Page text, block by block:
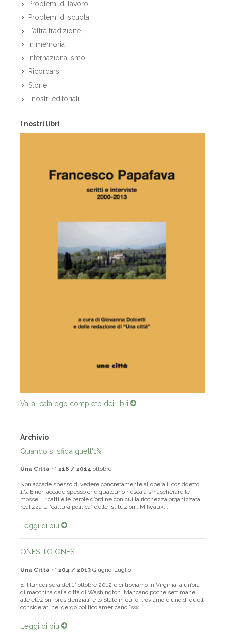
Problemi di lavoro
Problemi di scuola
L'altra tradizione
In memoria
Internazionalismo
Ricordarsi
Storie
I nostri editoriali
I nostri libri
Vai al catalogo completo dei libri
Archivio
Quando si sfida quell'1%
Una Città n° 216 / 2014 ottobre
Non accade spesso di vedere concretamente all’opera il cosiddetto
1%. E non accade spesso che qualcuno riesca a smascherare le
mosse, i ricatti e le parole d’ordine con cui la ricchezza organizzata
realizza la "cattura politica” delle istituzioni. Milwauk...
Leggi di più
ONES TO ONES
Una Città n° 204 / 2013 Giugno-Luglio
È il lunedì sera del 1° ottobre 2012 e ci troviamo in Virginia, a un’ora
di macchina dalla città di Washington. Mancano poche settimane
alle elezioni presidenziali, e lo Stato in cui ci troviamo è uno di quelli
considerati nel gergo politico americano "sw...
Leggi di più